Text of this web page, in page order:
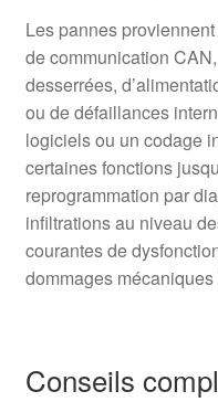
Les pannes
de communication
desserrées,
ou de défaillances
logiciels ou un codage
certaines fonctions
reprogrammation par
infiltrations au niveau
courantes de
dommages
Conseils